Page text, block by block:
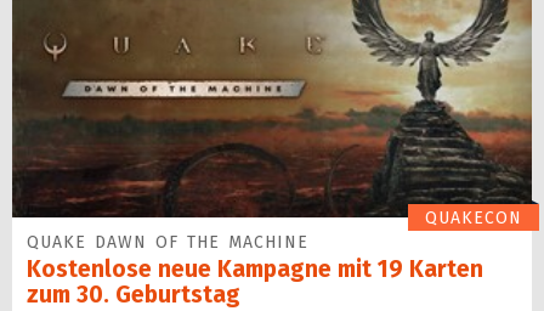
QUAKECON
QUAKE DAWN OF THE MACHINE
Kostenlose neue Kampagne mit 19 Karten
zum 30. Geburtstag